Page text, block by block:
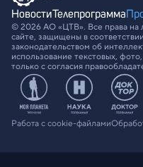
НовостиТелепрограмма
© 2026 АО «ЦТВ». Все права на
сайте, защищены в
законодательством об
использование текстовых,
только с согласия
Работа с cookie-файлами